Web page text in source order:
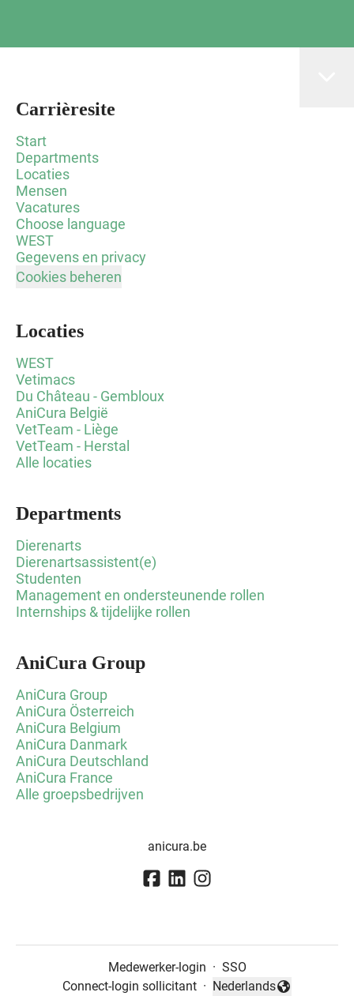
Carrièresite
Start
Departments
Locaties
Mensen
Vacatures
Choose language
WEST
Gegevens en privacy
Cookies beheren
Locaties
WEST
Vetimacs
Du Château - Gembloux
AniCura België
VetTeam - Liège
VetTeam - Herstal
Alle locaties
Departments
Dierenarts
Dierenartsassistent(e)
Studenten
Management en ondersteunende rollen
Internships & tijdelijke rollen
AniCura Group
AniCura Group
AniCura Österreich
AniCura Belgium
AniCura Danmark
AniCura Deutschland
AniCura France
Alle groepsbedrijven
anicura.be
Medewerker-login · SSO
Connect-login sollicitant · Nederlands